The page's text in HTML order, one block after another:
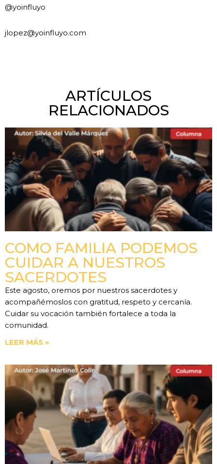
@yoinfluyo
jlopez@yoinfluyo.com
ARTÍCULOS
RELACIONADOS
COMO FAMILIA PODEMOS
CUIDAR A NUESTROS
SACERDOTES
Este agosto, oremos por nuestros sacerdotes y
acompañémoslos con gratitud, respeto y cercanía.
Cuidar su vocación también fortalece a toda la
comunidad.
LEER MÁS »